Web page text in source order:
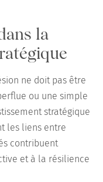
la
ne doit pas être
ou une simple
stratégique
les liens entre
contribuent
et à la résilience